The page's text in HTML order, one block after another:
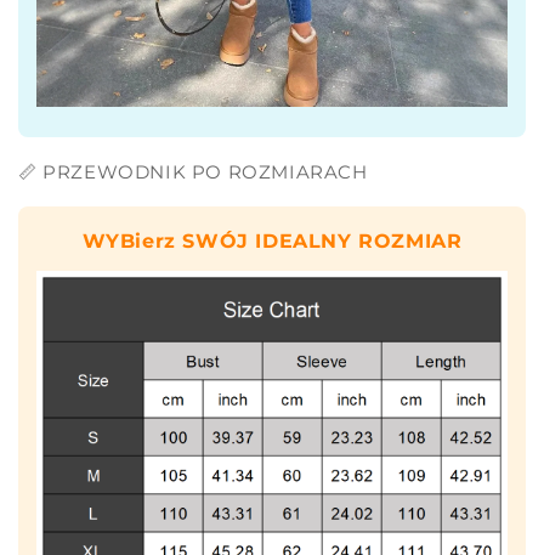
📏 PRZEWODNIK PO ROZMIARACH
WYBierz SWÓJ IDEALNY ROZMIAR